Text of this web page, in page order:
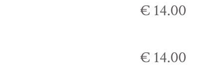
€ 14.00
€ 14.00